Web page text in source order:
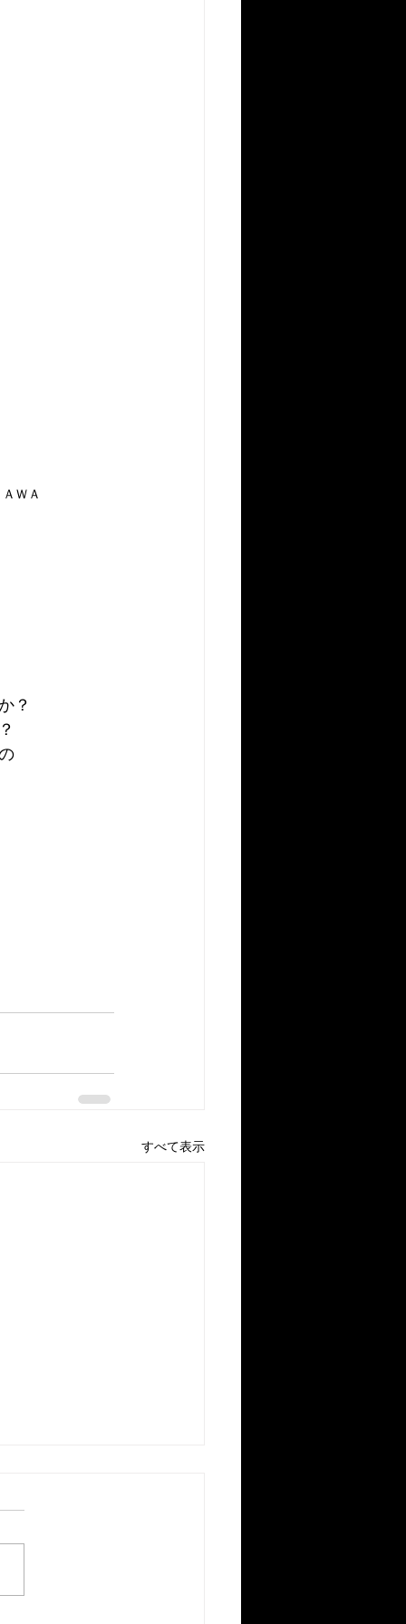
ＷＡ
？
すべて表示